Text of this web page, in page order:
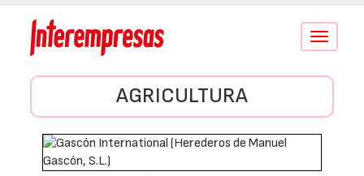
Conmutar
AGRICULTURA